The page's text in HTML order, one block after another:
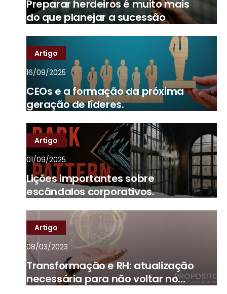
Preparar herdeiros é muito mais
do que planejar a sucessão
Artigo
16/09/2025
CEOs e a formação da próxima
geração de líderes.
Artigo
01/09/2025
Lições importantes sobre
escândalos corporativos.
Artigo
08/03/2023
Transformação e RH: atualização
necessária para não voltar no